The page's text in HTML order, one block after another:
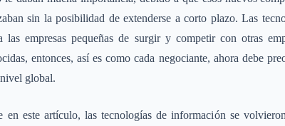
sin la posibilidad de extenderse a corto plazo. Las
empresas pequeñas de surgir y competir con otras
entonces, así es como cada negociante, ahora debe
global.
en este artículo, las tecnologías de información se